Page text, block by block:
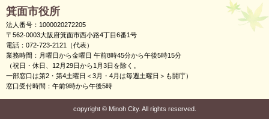
箕面市役所
法人番号：1000020272205
〒562-0003大阪府箕面市西小路4丁目6番1号
電話：072-723-2121（代表）
業務時間：月曜日から金曜日 午前8時45分から午後5時15分
（祝日・休日、12月29日から1月3日を除く。
一部窓口は第2・第4土曜日＜3月・4月は毎週土曜日＞も開庁）
窓口受付時間：午前9時から午後5時
copyright ©Minoh City. All rights reserved.